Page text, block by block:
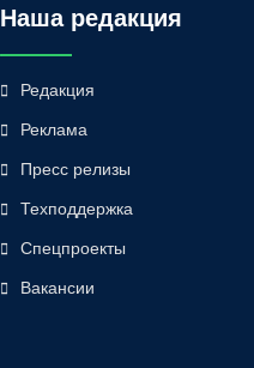
Наша редакция
Редакция
Реклама
Пресс релизы
Техподдержка
Спецпроекты
Вакансии